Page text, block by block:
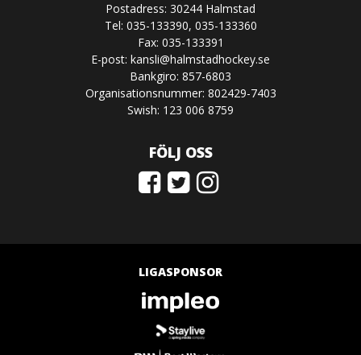
Postadress: 30244 Halmstad
Tel: 035-133390, 035-133360
Fax: 035-133391
E-post: kansli@halmstadhockey.se
Bankgiro: 857-6803
Organisationsnummer: 802429-7403
Swish: 123 006 8759
FÖLJ OSS
LIGASPONSOR